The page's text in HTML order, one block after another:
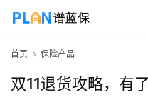
首页 保险产品
双11退货攻略，有